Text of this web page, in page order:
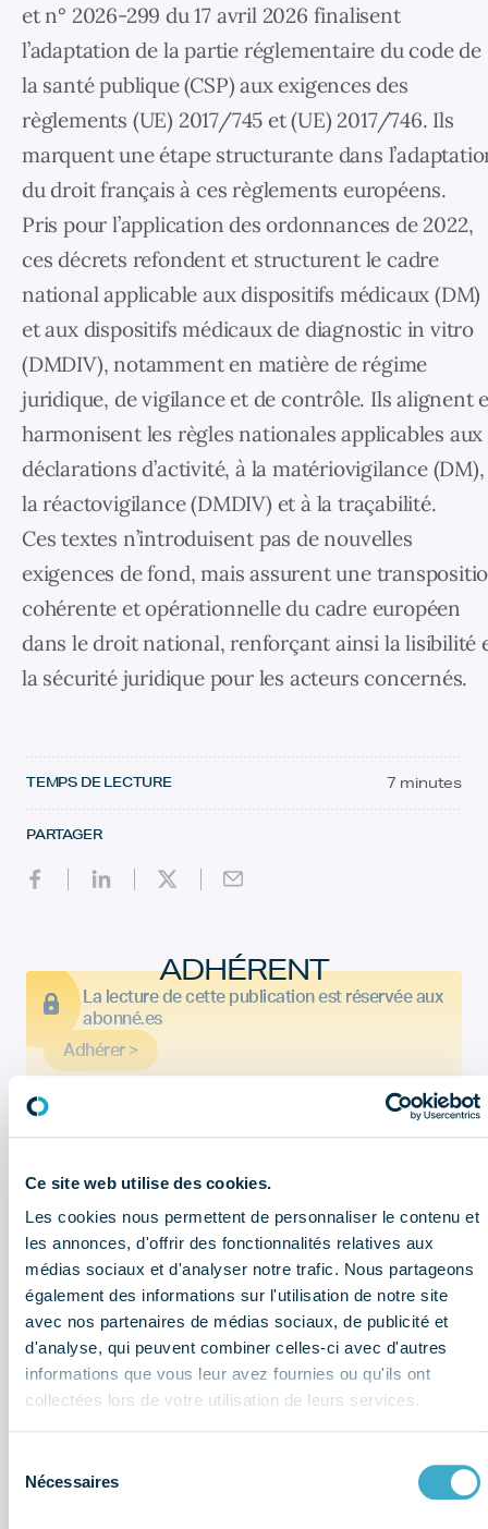
Ce site web utilise des cookies.
Les cookies nous permettent de personnaliser le contenu et
les annonces, d'offrir des fonctionnalités relatives aux
médias sociaux et d'analyser notre trafic. Nous partageons
également des informations sur l'utilisation de notre site
avec nos partenaires de médias sociaux, de publicité et
d'analyse, qui peuvent combiner celles-ci avec d'autres
informations que vous leur avez fournies ou qu'ils ont
collectées lors de votre utilisation de leurs services.
Nécessaires
et n° 2026-299 du 17 avril 2026 finalisent
l’adaptation de la partie réglementaire du code de
la santé publique (CSP) aux exigences des
règlements (UE) 2017/745 et (UE) 2017/746. Ils
marquent une étape structurante dans
du droit français à ces règlements européens.
Pris pour l’application des ordonnances de 2022,
ces décrets refondent et structurent le cadre
national applicable aux dispositifs médicaux (DM)
et aux dispositifs médicaux de diagnostic in vitro
(DMDIV), notamment en matière de régime
juridique, de vigilance et de contrôle. Ils alignent
harmonisent les règles nationales applicables aux
déclarations d’activité, à la matériovigilance (DM),
la réactovigilance (DMDIV) et à la traçabilité.
Ces textes n’introduisent pas de nouvelles
exigences de fond, mais assurent une
cohérente et opérationnelle du cadre européen
dans le droit national, renforçant ainsi la lisibilité
la sécurité juridique pour les acteurs concernés.
TEMPS DE LECTURE 7 minutes
PARTAGER
ADHÉRENT
La lecture de cette publication est réservée aux
abonné.es
Adhérer >
du 2ème trimestre 2026 ?
chiffres à retenir de l'enquête
économique et sociale (données